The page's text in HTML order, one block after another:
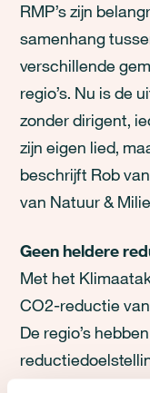
RMP’s zijn
samenhang
verschillende
regio’s. Nu is de
zonder dirigent,
zijn eigen lied,
beschrijft Rob
van Natuur &
Geen heldere
Met het
CO2-reductie
De regio’s